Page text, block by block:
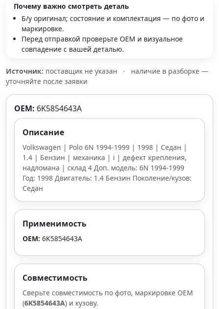
Почему важно смотреть деталь
Б/у оригинал; состояние и комплектация — по фото и
маркировке.
Перед отправкой проверьте OEM и визуальное
совпадение с вашей деталью.
Источник: поставщик не указан ·
наличие в разборке —
уточняйте после заявки
OEM: 6K5854643A
Описание
Volkswagen | Polo 6N 1994-1999 | 1998 | Седан |
1.4 | Бензин | механика | i | дефект крепления,
надломана | склад 4 Доп. модель: 6N 1994-1999
Год: 1998 Двигатель: 1.4 Бензин Поколение/кузов:
Седан
Применимость
OEM: 6K5854643A
Совместимость
Сверьте совместимость по фото, маркировке OEM
(6K5854643A) и кузову.